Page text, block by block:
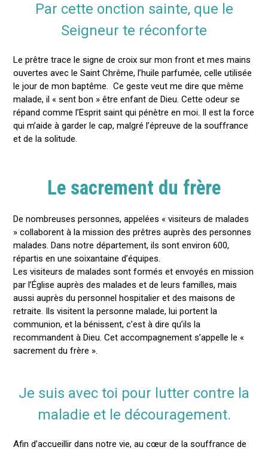
Par cette onction sainte, que le
Seigneur te réconforte
Le prêtre trace le signe de croix sur mon front et mes mains
ouvertes avec le Saint Chrême, l’huile parfumée, celle utilisée
le jour de mon baptême. Ce geste veut me dire que même
malade, il « sent bon » être enfant de Dieu. Cette odeur se
répand comme l’Esprit saint qui pénètre en moi. Il est la force
qui m’aide à garder le cap, malgré l’épreuve de la souffrance
et de la solitude.
Le sacrement du frère
De nombreuses personnes, appelées « visiteurs de malades
» collaborent à la mission des prêtres auprès des personnes
malades. Dans notre département, ils sont environ 600,
répartis en une soixantaine d’équipes.
Les visiteurs de malades sont formés et envoyés en mission
par l’Église auprès des malades et de leurs familles, mais
aussi auprès du personnel hospitalier et des maisons de
retraite. Ils visitent la personne malade, lui portent la
communion, et la bénissent, c’est à dire qu’ils la
recommandent à Dieu. Cet accompagnement s’appelle le «
sacrement du frère ».
Je suis avec toi pour lutter contre la
maladie et le découragement.
Afin d’accueillir dans notre vie, au cœur de la souffrance de